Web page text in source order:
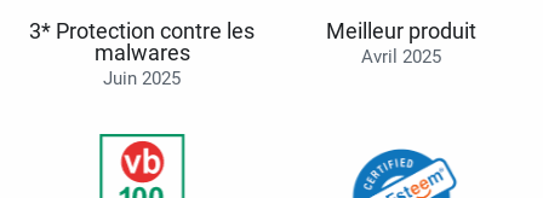
3* Protection contre les
malwares
Juin 2025
Meilleur produit
Avril 2025